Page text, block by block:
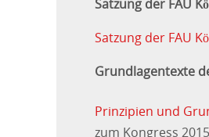
Satzung der FAU
Satzung der FAU
Grundlagentexte
Prinzipien und
zum Kongress